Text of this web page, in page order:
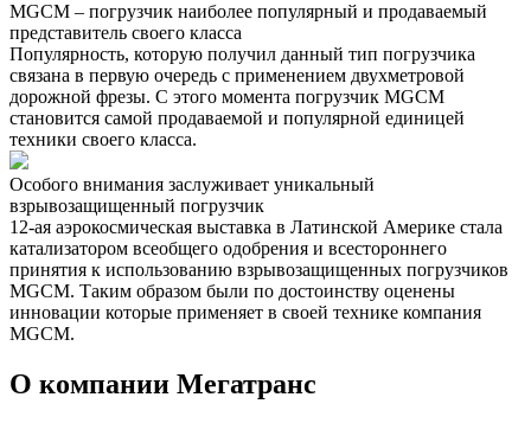
MGCM – погрузчик наиболее популярный и продаваемый
представитель своего класса
Популярность, которую получил данный тип погрузчика
связана в первую очередь с применением двухметровой
дорожной фрезы. С этого момента погрузчик MGCM
становится самой продаваемой и популярной единицей
техники своего класса.
Особого внимания заслуживает уникальный
взрывозащищенный погрузчик
12-ая аэрокосмическая выставка в Латинской Америке стала
катализатором всеобщего одобрения и всестороннего
принятия к использованию взрывозащищенных погрузчиков
MGCM. Таким образом были по достоинству оценены
инновации которые применяет в своей технике компания
MGCM.
О компании Мегатранс